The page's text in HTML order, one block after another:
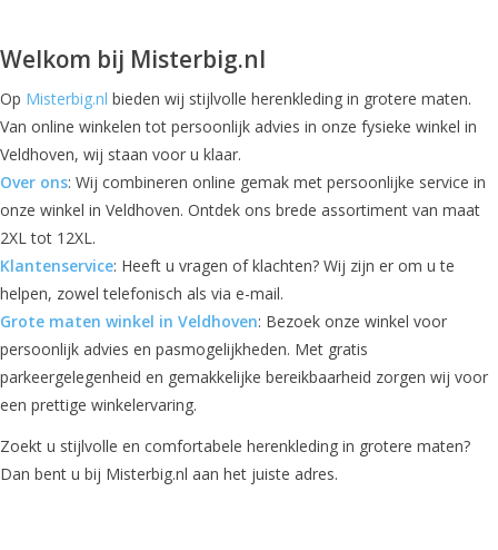
Welkom bij Misterbig.nl
Op Misterbig.nl bieden wij stijlvolle herenkleding in grotere maten.
Van online winkelen tot persoonlijk advies in onze fysieke winkel in
Veldhoven, wij staan voor u klaar.
Over ons: Wij combineren online gemak met persoonlijke service in
onze winkel in Veldhoven. Ontdek ons brede assortiment van maat
2XL tot 12XL.
Klantenservice: Heeft u vragen of klachten? Wij zijn er om u te
helpen, zowel telefonisch als via e-mail.
Grote maten winkel in Veldhoven: Bezoek onze winkel voor
persoonlijk advies en pasmogelijkheden. Met gratis
parkeergelegenheid en gemakkelijke bereikbaarheid zorgen wij voor
een prettige winkelervaring.
Zoekt u stijlvolle en comfortabele herenkleding in grotere maten?
Dan bent u bij Misterbig.nl aan het juiste adres.